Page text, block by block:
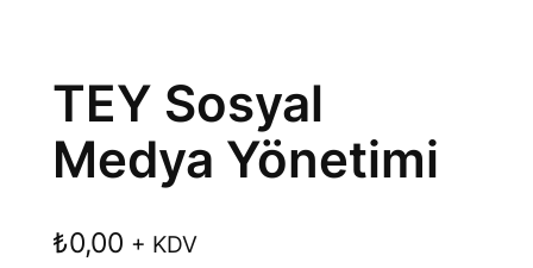
TEY Sosyal
Medya Yönetimi
₺0,00 + KDV